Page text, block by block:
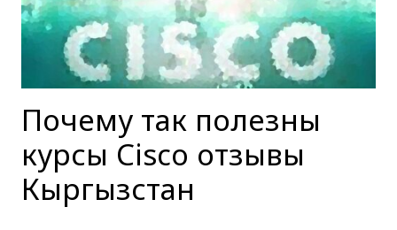
Почему так полезны
курсы Cisco отзывы
Кыргызстан